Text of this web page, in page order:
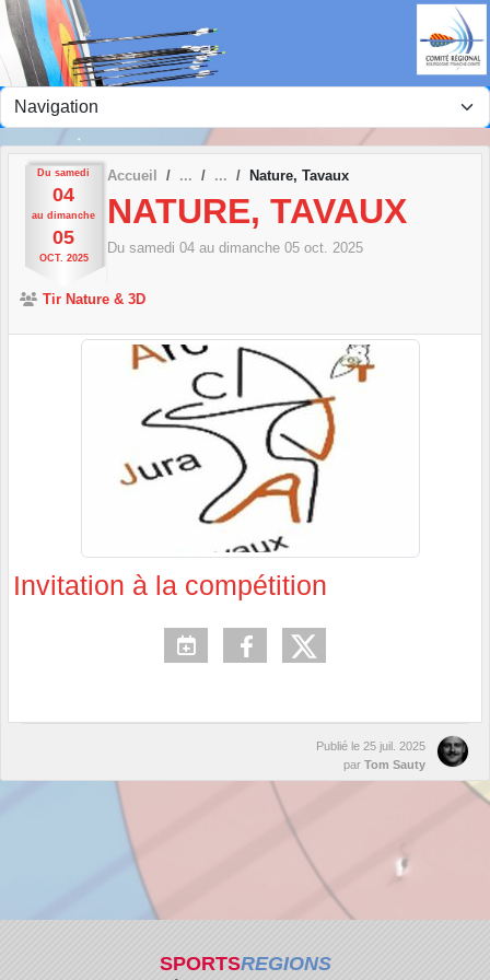
Du samedi
04
au dimanche
05
OCT. 2025
Accueil Nature, Tavaux
NATURE, TAVAUX
Du samedi 04 au dimanche 05 oct. 2025
Tir Nature & 3D
Invitation à la compétition
Publié le 25 juil. 2025
par Tom Sauty
SPORTSREGIONS
Panneau de gestion des cookies